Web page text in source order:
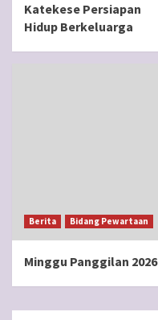
Katekese Persiapan
Hidup Berkeluarga
Berita Bidang Pewartaan
Minggu Panggilan 2026